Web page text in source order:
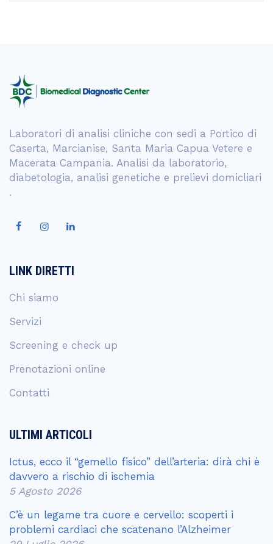
Laboratori di analisi cliniche con sedi a Portico di
Caserta, Marcianise, Santa Maria Capua Vetere e
Macerata Campania. Analisi da laboratorio,
diabetologia, analisi genetiche e prelievi domicliari
.
LINK DIRETTI
Chi siamo
Servizi
Screening e check up
Prenotazioni online
Contatti
ULTIMI ARTICOLI
Ictus, ecco il “gemello fisico” dell’arteria: dirà chi è
davvero a rischio di ischemia
5 Agosto 2026
C’è un legame tra cuore e cervello: scoperti i
problemi cardiaci che scatenano l’Alzheimer